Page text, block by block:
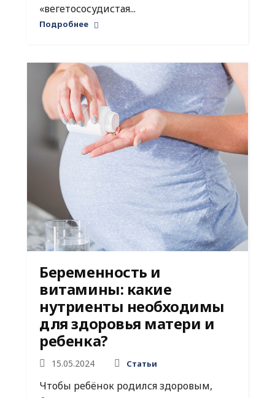
«вегетососудистая...
Подробнее
Беременность и
витамины: какие
нутриенты необходимы
для здоровья матери и
ребенка?
15.05.2024 Статьи
Чтобы ребёнок родился здоровым,